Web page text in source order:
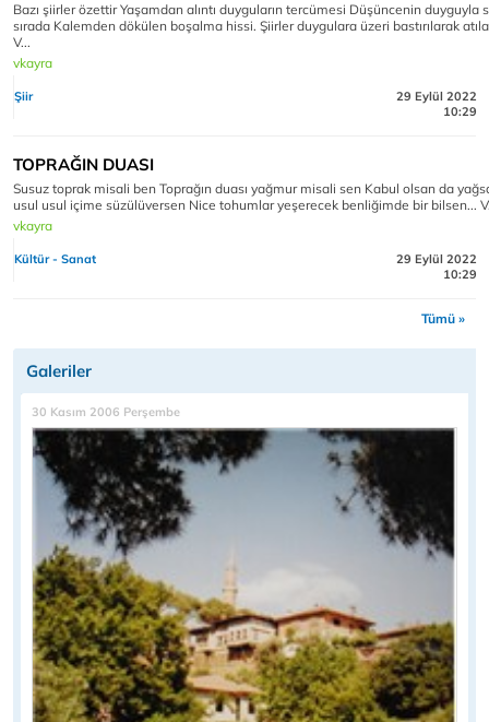
Bazı şiirler özettir Yaşamdan alıntı duyguların tercümesi Düşüncenin duyguyla
sırada Kalemden dökülen boşalma hissi. Şiirler duygulara üzeri bastırılarak
V...
vkayra
Şiir
29 Eylül 2022
10:29
TOPRAĞIN DUASI
Susuz toprak misali ben Toprağın duası yağmur misali sen Kabul olsan da
usul usul içime süzülüversen Nice tohumlar yeşerecek benliğimde bir bilsen...
vkayra
Kültür - Sanat
29 Eylül 2022
10:29
Tümü »
Galeriler
30 Kasım 2006 Perşembe